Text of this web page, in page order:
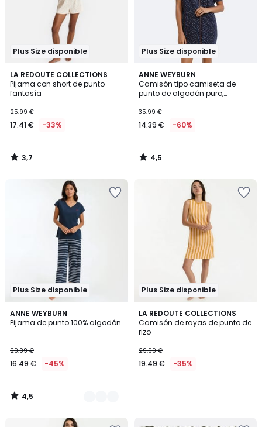
Plus Size disponible
LA REDOUTE COLLECTIONS
Pijama con short de punto
fantasía
25.99 €
17.41 € -33%
3,7
/ 5
3,7
/
Plus Size disponible
ANNE WEYBURN
Camisón tipo camiseta de
punto de algodón puro,
35.99 €
14.39 € -60%
4,5
/ 5
4,5
/
Plus Size disponible
ANNE WEYBURN
Pijama de punto 100% algodón
29.99 €
16.49 € -45%
4,5
/ 5
3
Colores
4,5
/
Plus Size disponible
LA REDOUTE COLLECTIONS
Camisón de rayas de punto de
rizo
29.99 €
19.49 € -35%